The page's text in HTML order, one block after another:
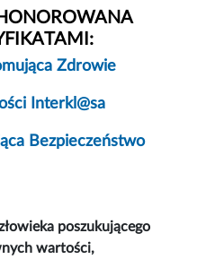
Zdrowie
Interkl@sa
Bezpieczeństwo
poszukującego
wartości,